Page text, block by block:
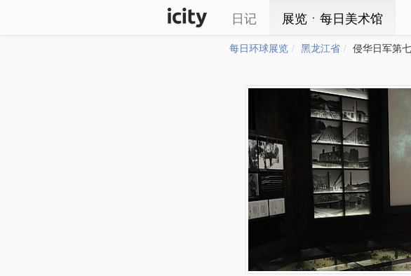
日记 展览ㆍ每日美术馆
每日环球展览 黑龙江省 侵华日军第